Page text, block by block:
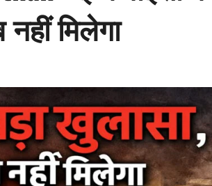
मिलेगा